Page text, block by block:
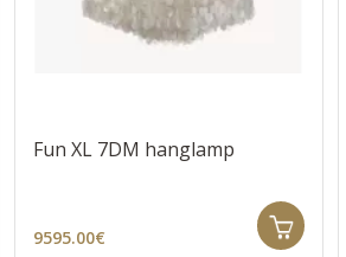
Fun XL 7DM hanglamp
9595.00€